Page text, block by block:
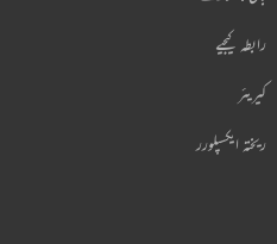
رابطہ کیجیے
کیریئر
ریختہ ایکسپلورر